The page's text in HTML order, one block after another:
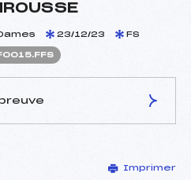
23/12/23 FS
DURAND POUDRET
Imprimer